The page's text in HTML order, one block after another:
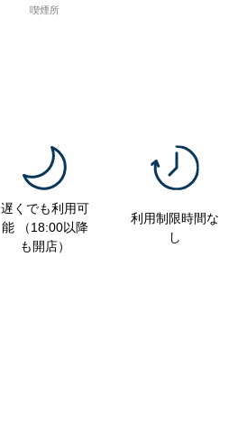
喫煙所
遅くでも利用可
能 （18:00以降
も開店）
利用制限時間な
し